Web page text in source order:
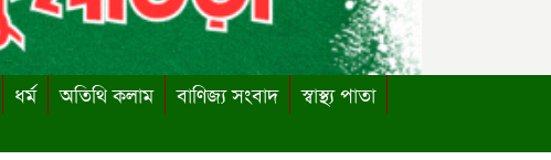
ধর্ম অতিথি কলাম বাণিজ্য সংবাদ
স্বাস্থ্য পাতা